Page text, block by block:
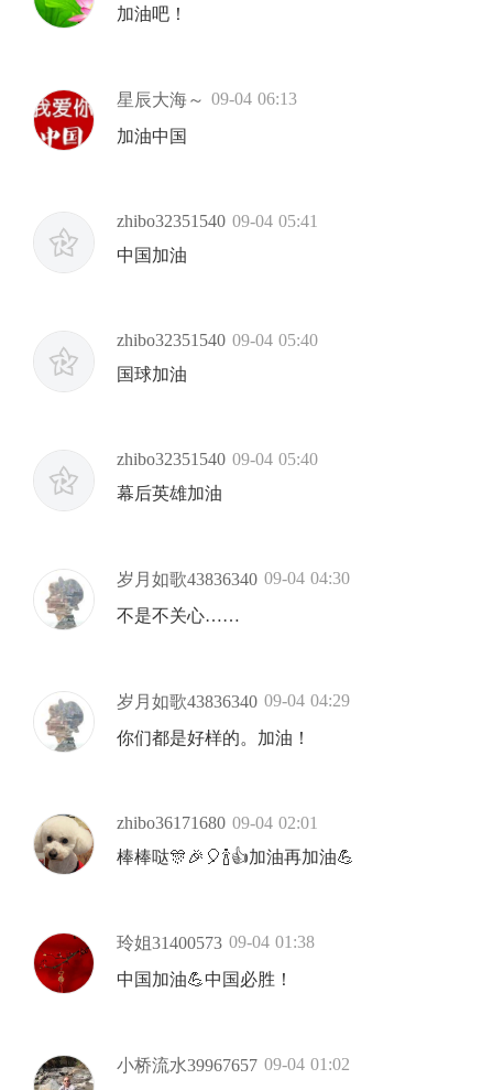
加油吧！
星辰大海～ 09-04 06:13
加油中国
zhibo32351540 09-04 05:41
中国加油
zhibo32351540 09-04 05:40
国球加油
zhibo32351540 09-04 05:40
幕后英雄加油
岁月如歌43836340 09-04 04:30
不是不关心……
岁月如歌43836340 09-04 04:29
你们都是好样的。加油！
zhibo36171680 09-04 02:01
棒棒哒🎊🎉🎈🍾️👍加油再加油💪
玲姐31400573 09-04 01:38
中国加油💪中国必胜！
小桥流水39967657 09-04 01:02